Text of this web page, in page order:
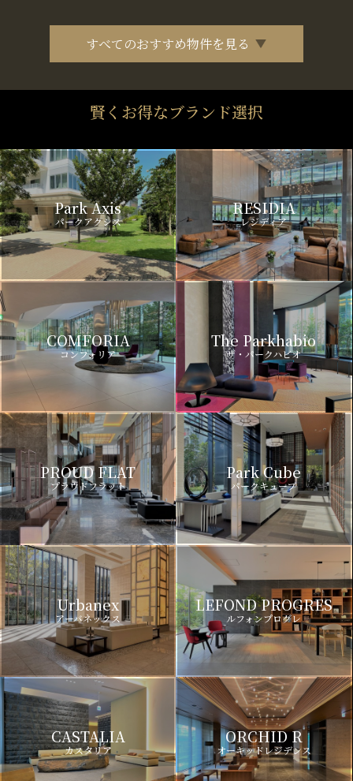
すべてのおすすめ物件を見る
賢くお得なブランド選択
Park Axis
パークアクシス
RESIDIA
レジディア
COMFORIA
コンフォリア
The Parkhabio
ザ・パークハビオ
PROUD FLAT
プラウドフラット
Park Cube
パークキューブ
Urbanex
アーバネックス
LEFOND PROGRES
ルフォンプログレ
CASTALIA
カスタリア
ORCHID R
オーキッドレジデンス